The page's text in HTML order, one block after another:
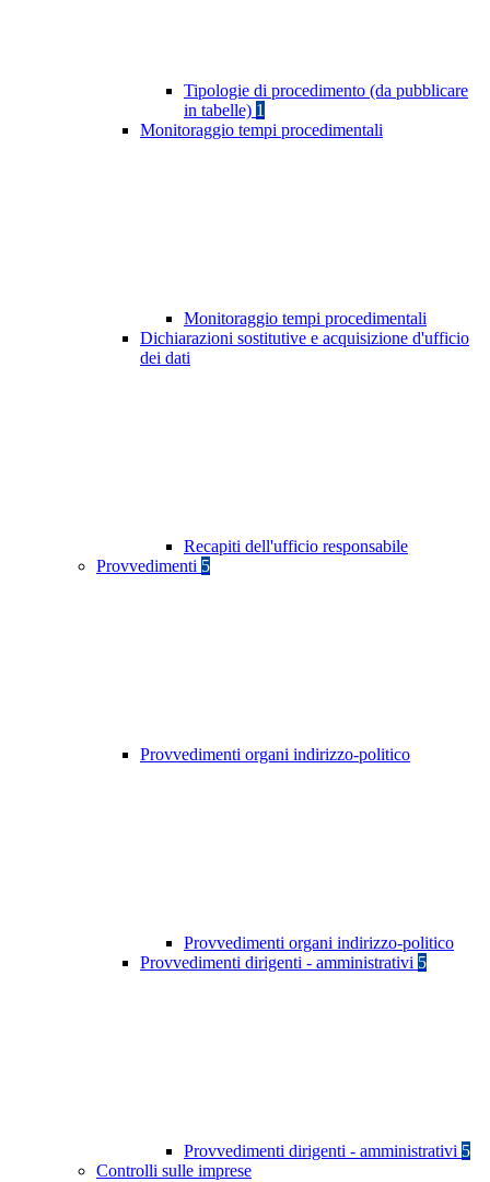
Tipologie di procedimento (da pubblicare
in tabelle) 1
Monitoraggio tempi procedimentali
Monitoraggio tempi procedimentali
Dichiarazioni sostitutive e acquisizione d'ufficio
dei dati
Recapiti dell'ufficio responsabile
Provvedimenti 5
Provvedimenti organi indirizzo-politico
Provvedimenti organi indirizzo-politico
Provvedimenti dirigenti - amministrativi 5
Provvedimenti dirigenti - amministrativi 5
Controlli sulle imprese